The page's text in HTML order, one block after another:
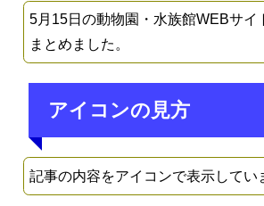
5月15日の動物園・水族館WEBサイ
まとめました。
アイコンの見方
記事の内容をアイコンで表示してい